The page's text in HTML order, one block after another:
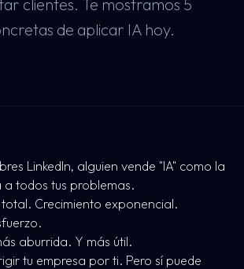
clientes. Te mostramos 5
de aplicar IA hoy.
LinkedIn, alguien vende "IA" como la
a todos tus problemas.
Crecimiento exponencial.
aburrida. Y más útil.
tu empresa por ti. Pero sí puede